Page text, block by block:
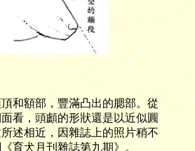
和額部，豐滿凸出的腮部。從
看，頭顱的形狀還是以近似圓
述相近，因雜誌上的照片稍不
育犬月刊雜誌第九期》。